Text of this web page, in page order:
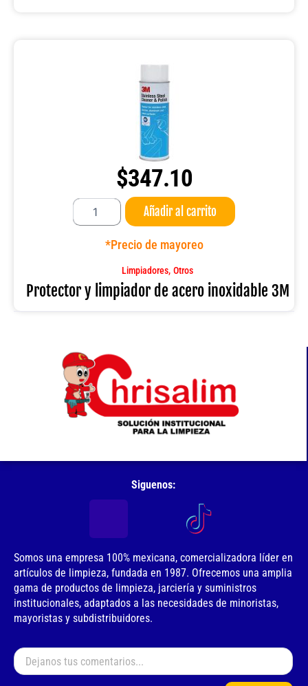
$347.10
Protector
limpiador
cantidad
Añadir al carrito
*Precio de mayoreo
Limpiadores, Otros
Protector y limpiador de acero inoxidable 3M
Siguenos:
Somos una empresa 100% mexicana, comercializadora líder en
artículos de limpieza, fundada en 1987. Ofrecemos una amplia
gama de productos de limpieza, jarciería y suministros
institucionales, adaptados a las necesidades de minoristas,
mayoristas y subdistribuidores.